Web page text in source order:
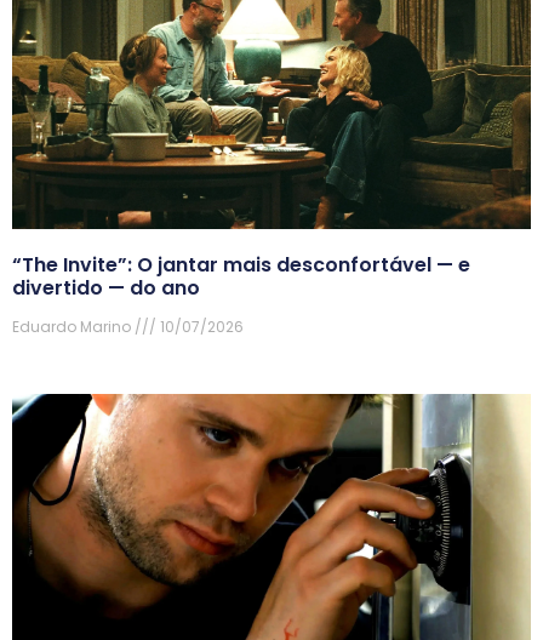
“The Invite”: O jantar mais desconfortável — e
divertido — do ano
Eduardo Marino 10/07/2026